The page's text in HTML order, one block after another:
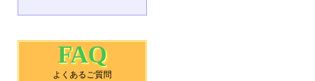
FAQ
よくあるご質問